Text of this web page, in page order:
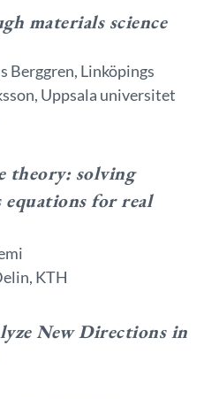
materials science
Berggren, Linköpings
Uppsala universitet
theory: solving
equations for real
KTH
New Directions in